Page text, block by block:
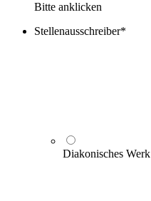
Bitte anklicken
Stellenausschreiber*
Diakonisches Werk